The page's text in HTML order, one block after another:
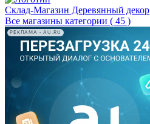
Склад-Магазин Деревянный декор
Все магазины категории ( 45 )
РЕКЛАМА • AU.RU